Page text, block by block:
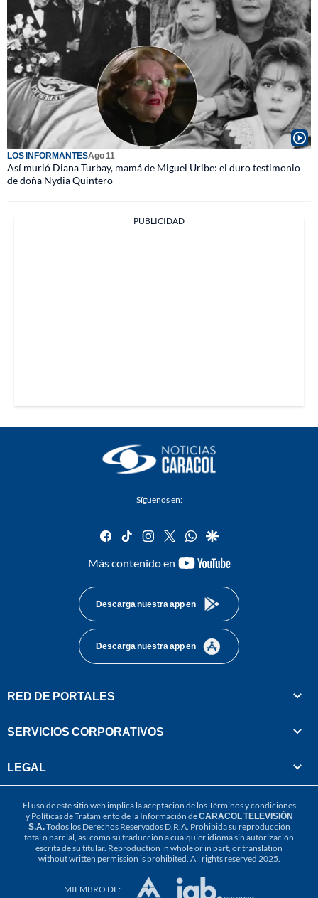
LOS INFORMANTESAgo 11
Así murió Diana Turbay, mamá de Miguel Uribe: el duro testimonio
de doña Nydia Quintero
PUBLICIDAD
Síguenos en:
facebook
tiktok instagram
twitterwhatsapp
google
Más contenido en
youtube-
Descarga nuestra app en
Descarga nuestra app en
RED DE PORTALES
SERVICIOS CORPORATIVOS
LEGAL
El uso de este sitio web implica la aceptación de losTérminos y condiciones
y Políticas de Tratamiento de la Información deCARACOL TELEVISIÓN
S.A.Todos los Derechos Reservados D.R.A. Prohibida su reproducción
total o parcial, así como su traducción a cualquier idioma sin autorización
escrita de su titular. Reproduction in whole or in part, or translation
without written permission is prohibited. All rights reserved 2025.
MIEMBRO DE: